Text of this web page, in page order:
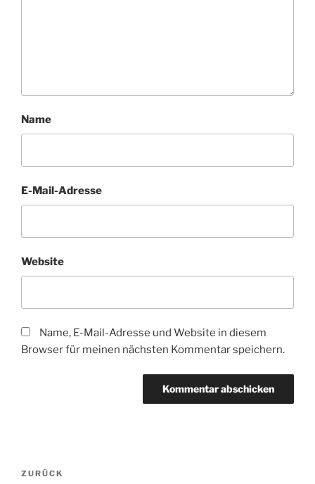
Name
E-Mail-Adresse
Website
Name, E-Mail-Adresse und Website in diesem
Browser für meinen nächsten Kommentar speichern.
Beitragsnavigation
Vorheriger
ZURÜCK